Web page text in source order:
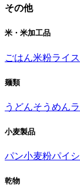
その他
米・米加工品
ごはん米粉ライ
麺類
うどんそうめん
小麦製品
パン小麦粉パイ
乾物